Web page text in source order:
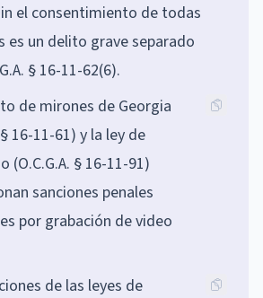
el consentimiento de todas
es un delito grave separado
§ 16-11-62(6).
de mirones de Georgia
§ 16-11-61) y la ley de
(O.C.G.A. § 16-11-91)
sanciones penales
por grabación de video
de las leyes de